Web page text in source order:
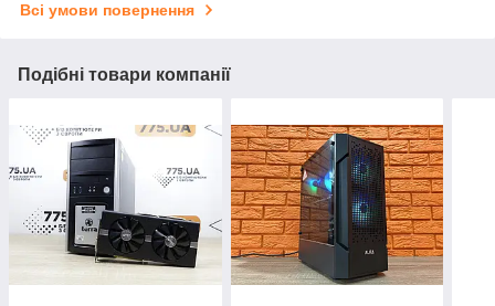
Всі умови повернення
Подібні товари компанії